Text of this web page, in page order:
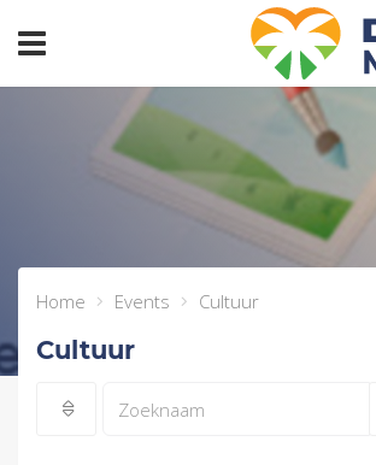
header_toggle_navigation
Home Events Cultuur
Cultuur